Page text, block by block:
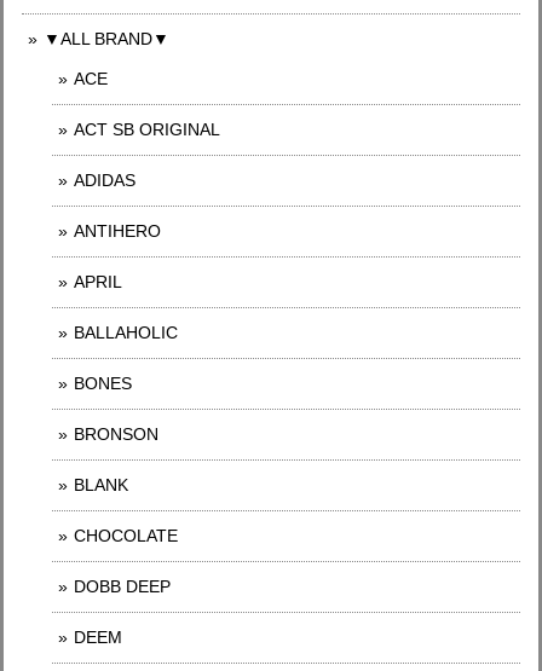
▼ALL BRAND▼
ACE
ACT SB ORIGINAL
ADIDAS
ANTIHERO
APRIL
BALLAHOLIC
BONES
BRONSON
BLANK
CHOCOLATE
DOBB DEEP
DEEM